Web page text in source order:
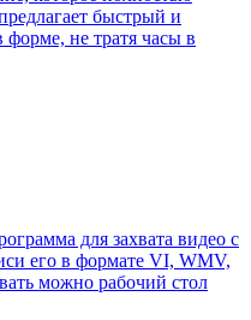
быстрый и
форме, не тратя часы в
для захвата видео с
его в формате VI, WMV,
можно рабочий стол